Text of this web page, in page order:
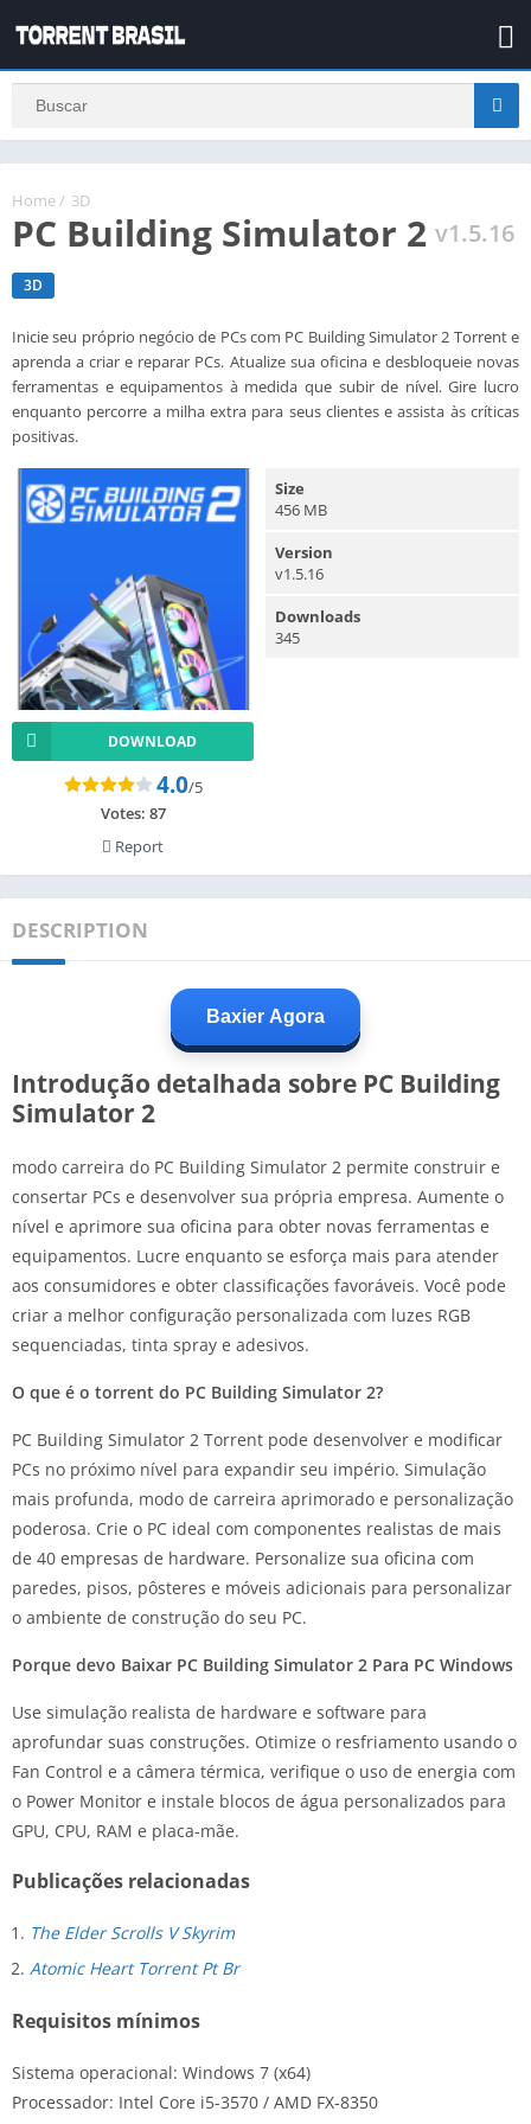
Home / 3D
PC Building Simulator 2 v1.5.16
3D
Inicie seu próprio negócio de PCs com PC Building Simulator 2 Torrent e
aprenda a criar e reparar PCs. Atualize sua oficina e desbloqueie novas
ferramentas e equipamentos à medida que subir de nível. Gire lucro
enquanto percorre a milha extra para seus clientes e assista às críticas
positivas.
DOWNLOAD
4.0/5
Votes: 87
Report
Size
456 MB
Version
v1.5.16
Downloads
345
DESCRIPTION
Baxier Agora
Introdução detalhada sobre PC Building
Simulator 2
modo carreira do PC Building Simulator 2 permite construir e
consertar PCs e desenvolver sua própria empresa. Aumente o
nível e aprimore sua oficina para obter novas ferramentas e
equipamentos. Lucre enquanto se esforça mais para atender
aos consumidores e obter classificações favoráveis. Você pode
criar a melhor configuração personalizada com luzes RGB
sequenciadas, tinta spray e adesivos.
O que é o torrent do PC Building Simulator 2?
PC Building Simulator 2 Torrent pode desenvolver e modificar
PCs no próximo nível para expandir seu império. Simulação
mais profunda, modo de carreira aprimorado e personalização
poderosa. Crie o PC ideal com componentes realistas de mais
de 40 empresas de hardware. Personalize sua oficina com
paredes, pisos, pôsteres e móveis adicionais para personalizar
o ambiente de construção do seu PC.
Porque devo Baixar PC Building Simulator 2 Para PC Windows
Use simulação realista de hardware e software para
aprofundar suas construções. Otimize o resfriamento usando o
Fan Control e a câmera térmica, verifique o uso de energia com
o Power Monitor e instale blocos de água personalizados para
GPU, CPU, RAM e placa-mãe.
Publicações relacionadas
The Elder Scrolls V Skyrim
Atomic Heart Torrent Pt Br
Requisitos mínimos
Sistema operacional: Windows 7 (x64)
Processador: Intel Core i5-3570 / AMD FX-8350